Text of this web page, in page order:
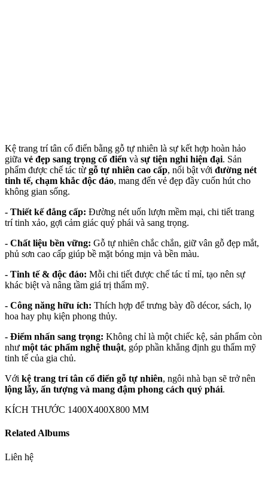
Kệ trang trí tân cổ điển bằng gỗ tự nhiên là sự kết hợp hoàn hảo
giữa vẻ đẹp sang trọng cổ điển và sự tiện nghi hiện đại. Sản
phẩm được chế tác từ gỗ tự nhiên cao cấp, nổi bật với đường nét
tinh tế, chạm khắc độc đáo, mang đến vẻ đẹp đầy cuốn hút cho
không gian sống.
- Thiết kế đẳng cấp: Đường nét uốn lượn mềm mại, chi tiết trang
trí tinh xảo, gợi cảm giác quý phái và sang trọng.
- Chất liệu bền vững: Gỗ tự nhiên chắc chắn, giữ vân gỗ đẹp mắt,
phủ sơn cao cấp giúp bề mặt bóng mịn và bền màu.
- Tinh tế & độc đáo: Mỗi chi tiết được chế tác tỉ mỉ, tạo nên sự
khác biệt và nâng tầm giá trị thẩm mỹ.
- Công năng hữu ích: Thích hợp để trưng bày đồ décor, sách, lọ
hoa hay phụ kiện phong thủy.
- Điểm nhấn sang trọng: Không chỉ là một chiếc kệ, sản phẩm còn
như một tác phẩm nghệ thuật, góp phần khẳng định gu thẩm mỹ
tinh tế của gia chủ.
Với kệ trang trí tân cổ điển gỗ tự nhiên, ngôi nhà bạn sẽ trở nên
lộng lẫy, ấn tượng và mang đậm phong cách quý phái.
KÍCH THƯỚC 1400X400X800 MM
Related Albums
Liên hệ